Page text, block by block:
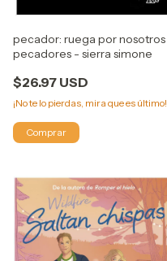
pecador: ruega por nosotros
pecadores - sierra simone
$26.97 USD
¡No te lo pierdas, mira que es último!